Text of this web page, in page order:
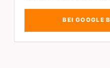
BEI GOOGLE